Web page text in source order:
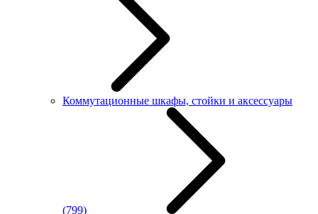
Коммутационные шкафы, стойки и аксессуары
(799)